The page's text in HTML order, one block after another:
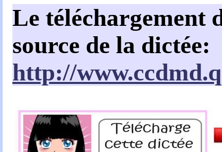
Le téléchargement
source de la dictée:
http://